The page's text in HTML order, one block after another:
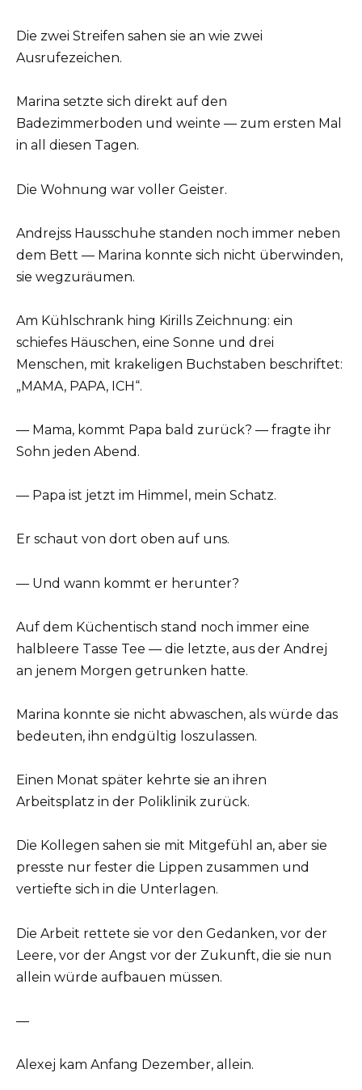
Die zwei Streifen sahen sie an wie zwei
Ausrufezeichen.
Marina setzte sich direkt auf den
Badezimmerboden und weinte — zum ersten Mal
in all diesen Tagen.
Die Wohnung war voller Geister.
Andrejss Hausschuhe standen noch immer neben
dem Bett — Marina konnte sich nicht überwinden,
sie wegzuräumen.
Am Kühlschrank hing Kirills Zeichnung: ein
schiefes Häuschen, eine Sonne und drei
Menschen, mit krakeligen Buchstaben beschriftet:
„MAMA, PAPA, ICH“.
— Mama, kommt Papa bald zurück? — fragte ihr
Sohn jeden Abend.
— Papa ist jetzt im Himmel, mein Schatz.
Er schaut von dort oben auf uns.
— Und wann kommt er herunter?
Auf dem Küchentisch stand noch immer eine
halbleere Tasse Tee — die letzte, aus der Andrej
an jenem Morgen getrunken hatte.
Marina konnte sie nicht abwaschen, als würde das
bedeuten, ihn endgültig loszulassen.
Einen Monat später kehrte sie an ihren
Arbeitsplatz in der Poliklinik zurück.
Die Kollegen sahen sie mit Mitgefühl an, aber sie
presste nur fester die Lippen zusammen und
vertiefte sich in die Unterlagen.
Die Arbeit rettete sie vor den Gedanken, vor der
Leere, vor der Angst vor der Zukunft, die sie nun
allein würde aufbauen müssen.
—
Alexej kam Anfang Dezember, allein.